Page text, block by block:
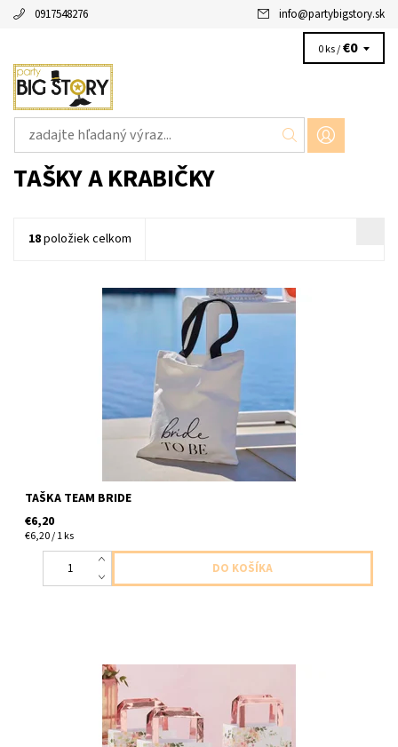
0917548276 info@partybigstory.sk
0 ks /€0
TAŠKY A KRABIČKY
18položiek celkom
textilná taška team bride 1ks v baleni velkost 36x31cm
TAŠKA TEAM BRIDE
€6,20
€6,20 / 1 ks
Papierové tašky na drobnosti kvetinove s napisom tim nevesty
ruzovozlaty 5ks v balení velkost 24 x 5cm